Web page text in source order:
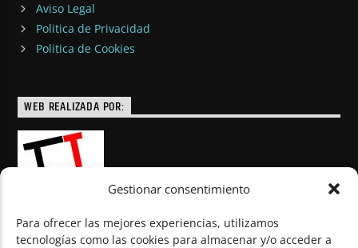
Gestionar consentimiento
Para ofrecer las mejores experiencias, utilizamos
tecnologías como las cookies para almacenar y/o acceder a
Aviso Legal
Politica de Privacidad
Politica de Cookies
WEB REALIZADA POR: